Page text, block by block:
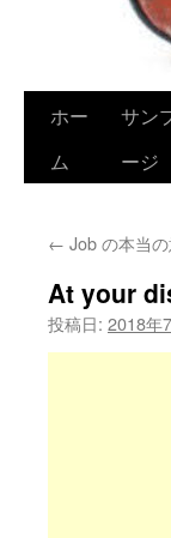
ホー
ム
サン
ージ
← Job の本当
At your
投稿日: 2018年